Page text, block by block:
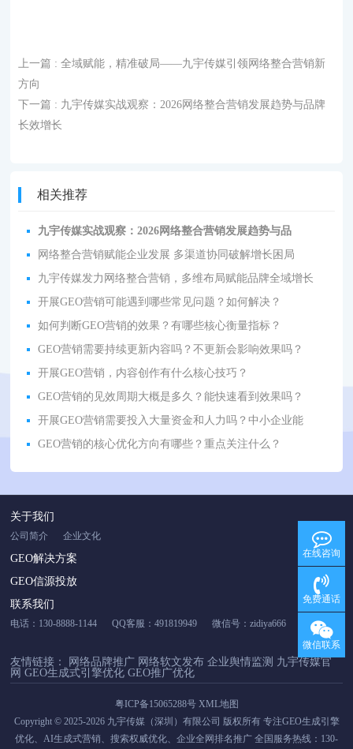
上一篇 : 全域赋能，精准破局——九宇传媒引领网络整合营销新
方向
下一篇 : 九宇传媒实战观察：2026网络整合营销发展趋势与品牌
长效增长
相关推荐
九宇传媒实战观察：2026网络整合营销发展趋势与品
网络整合营销赋能企业发展 多渠道协同破解增长困局
九宇传媒发力网络整合营销，多维布局赋能品牌全域增长
开展GEO营销可能遇到哪些常见问题？如何解决？
如何判断GEO营销的效果？有哪些核心衡量指标？
GEO营销需要持续更新内容吗？不更新会影响效果吗？
开展GEO营销，内容创作有什么核心技巧？
GEO营销的见效周期大概是多久？能快速看到效果吗？
开展GEO营销需要投入大量资金和人力吗？中小企业能
GEO营销的核心优化方向有哪些？重点关注什么？
关于我们
公司简介 企业文化
GEO解决方案
GEO信源投放
联系我们
电话：130-8888-1144 QQ客服：491819949 微信号：zidiya666
友情链接： 网络品牌推广 网络软文发布企业舆情监测 九宇传媒官
网GEO生成式引擎优化GEO推广优化
粤ICP备15065288号 XML地图
Copyright © 2025-2026 九宇传媒（深圳）有限公司 版权所有 专注GEO生成引擎
优化、AI生成式营销、搜索权威优化、企业全网排名推广 全国服务热线：130-
在线咨询
免费通话
微信联系